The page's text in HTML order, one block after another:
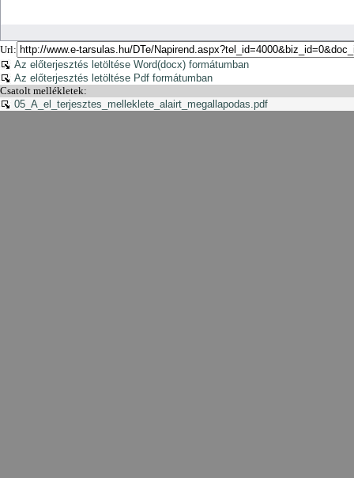
Url:
Az előterjesztés letöltése Word(docx) formátumban
Az előterjesztés letöltése Pdf formátumban
Csatolt mellékletek:
05_A_el_terjesztes_melleklete_alairt_megallapodas.pdf